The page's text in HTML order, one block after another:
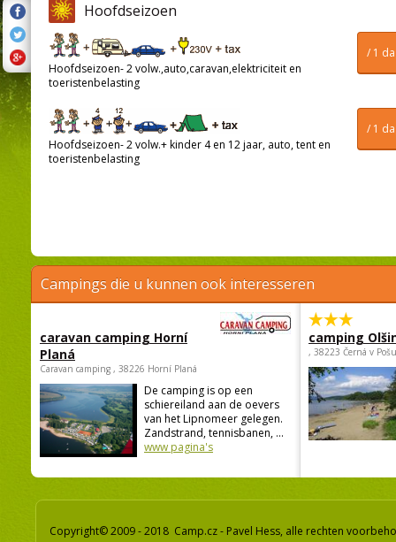
Hoofdseizoen
/ 1
Hoofdseizoen- 2 volw.,auto,caravan,elektriciteit en
toeristenbelasting
/ 1
Hoofdseizoen- 2 volw.+ kinder 4 en 12 jaar, auto, tent en
toeristenbelasting
Campings die u kunnen ook interesseren
caravan camping Horní
Planá
Caravan camping , 38226 Horní Planá
De camping is op een
schiereiland aan de oevers
van het Lipnomeer gelegen.
Zandstrand, tennisbanen, ...
www pagina's
camping
, 38223 Černá v
Copyright© 2009 - 2018 Camp.cz - Pavel Hess, alle rechten